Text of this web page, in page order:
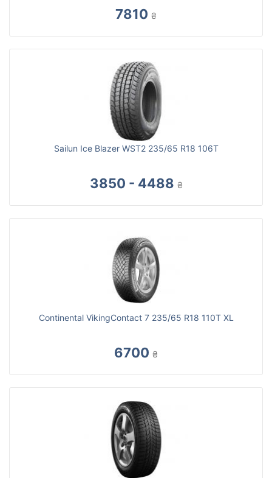
7810 ₴
Sailun Ice Blazer WST2 235/65 R18 106T
3850 - 4488 ₴
Continental VikingContact 7 235/65 R18 110T XL
6700 ₴